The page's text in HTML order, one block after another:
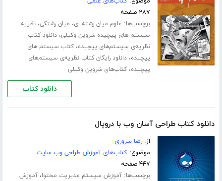
۲۸۷ صفحه
برچسب‌ها: علوم میان رشته ای، میان رشتگی،نظریه
سیستم های پیچیده شروین وکیلی،دانلود کتاب
نظریه‌ی سیستم‌های پیچیده،کتاب سیستم های
پیچیده،دانلود رایگان کتاب نظریه‌ی سیستم‌های
پیچیده،کتاب‌های شروین وکیلی
دانلود کتاب
دانلود کتاب طراحی آسان وب با دروپال
از:رضا سروری
موضوع:کتاب‌های آموزش طراحی وب سایت
۴۴۷ صفحه
برچسب‌ها:آموزش سیستم مدیریت محتوا،آموزش